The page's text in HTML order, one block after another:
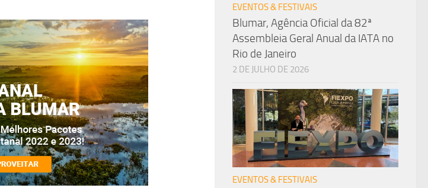
EVENTOS & FESTIVAIS
Blumar, Agência Oficial da 82ª
Assembleia Geral Anual da IATA no
Rio de Janeiro
2 DE JULHO DE 2026
EVENTOS & FESTIVAIS